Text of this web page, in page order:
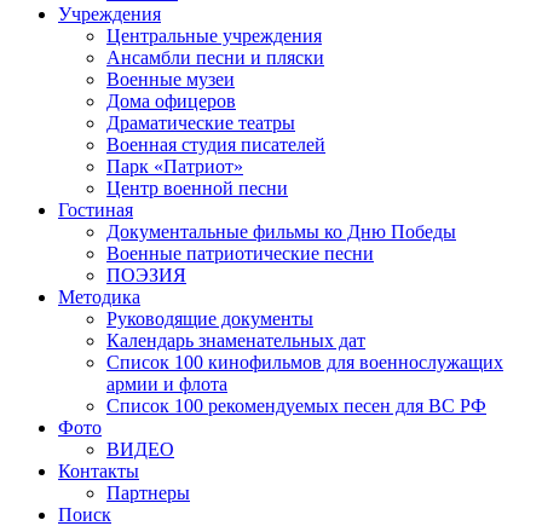
Учреждения
Центральные учреждения
Ансамбли песни и пляски
Военные музеи
Дома офицеров
Драматические театры
Военная студия писателей
Парк «Патриот»
Центр военной песни
Гостиная
Документальные фильмы ко Дню Победы
Военные патриотические песни
ПОЭЗИЯ
Методика
Руководящие документы
Календарь знаменательных дат
Список 100 кинофильмов для военнослужащих
армии и флота
Список 100 рекомендуемых песен для ВС РФ
Фото
ВИДЕО
Контакты
Партнеры
Поиск